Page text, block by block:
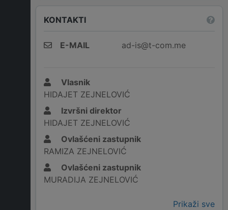
KONTAKTI
E-MAIL ad-is@t-com.me
Vlasnik
HIDAJET ZEJNELOVIĆ
Izvršni direktor
HIDAJET ZEJNELOVIĆ
Ovlašćeni zastupnik
RAMIZA ZEJNELOVIĆ
Ovlašćeni zastupnik
MURADIJA ZEJNELOVIĆ
Prikaži sve